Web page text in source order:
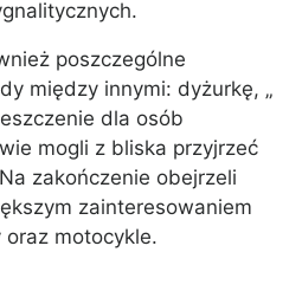
poszczególne
między innymi: dyżurkę, „
dla osób
mogli z bliska przyjrzeć
zakończenie obejrzeli
zainteresowaniem
oraz motocykle.